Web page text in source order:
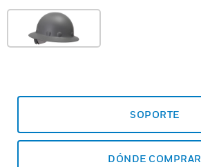
SOPORTE
DÓNDE COMPRAR